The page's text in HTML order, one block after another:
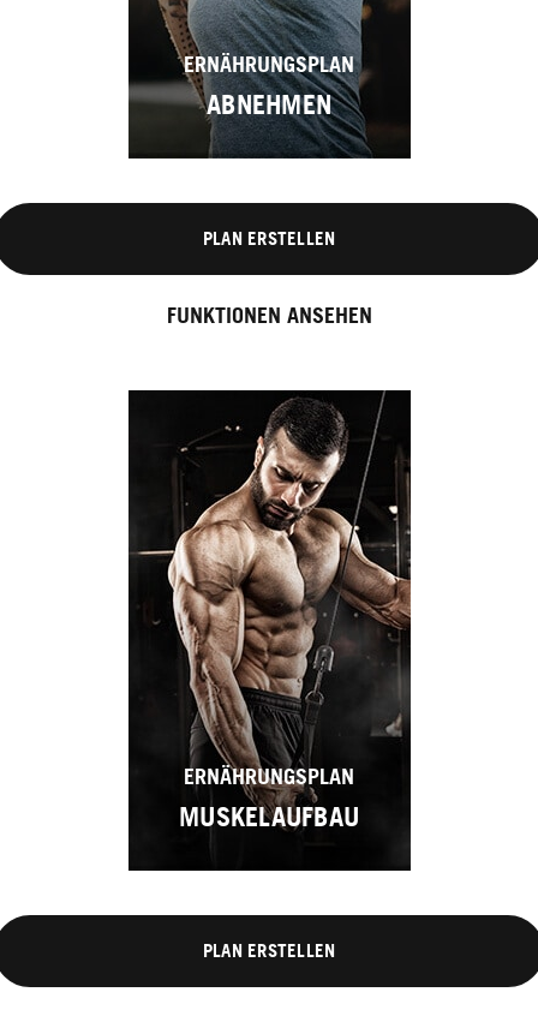
ERNÄHRUNGSPLAN
ABNEHMEN
PLAN ERSTELLEN
FUNKTIONEN ANSEHEN
ERNÄHRUNGSPLAN
MUSKELAUFBAU
PLAN ERSTELLEN